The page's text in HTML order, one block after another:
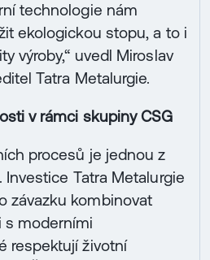
technologie nám
ekologickou stopu, a to i
výroby,“ uvedl Miroslav
Tatra Metalurgie.
v rámci skupiny CSG
procesů je jednou z
Investice Tatra Metalurgie
závazku kombinovat
s moderními
respektují životní